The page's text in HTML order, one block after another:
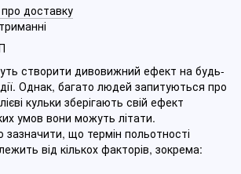
доставку
створити дивовижний ефект на будь-
Однак, багато людей запитуються про
кульки зберігають свій ефект
умов вони можуть літати.
що термін польотності
від кількох факторів, зокрема: